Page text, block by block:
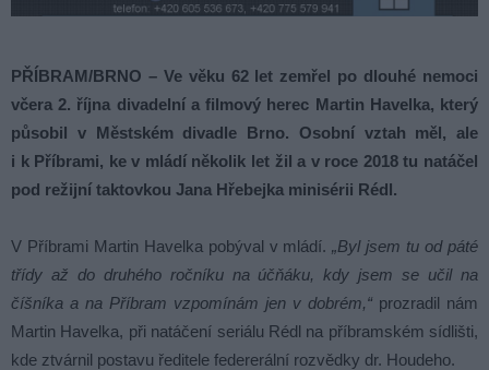
PŘÍBRAM/BRNO – Ve věku 62 let zemřel po dlouhé nemoci
včera 2. října divadelní a filmový herec Martin Havelka, který
působil v Městském divadle Brno. Osobní vztah měl, ale
i k Příbrami, ke v mládí několik let žil a v roce 2018 tu natáčel
pod režijní taktovkou Jana Hřebejka minisérii Rédl.
V Příbrami Martin Havelka pobýval v mládí.„Byl jsem tu od páté
třídy až do druhého ročníku na účňáku, kdy jsem se učil na
číšníka a na Příbram vzpomínám jen v dobrém,“ prozradil nám
Martin Havelka, při natáčení seriálu Rédl na příbramském sídlišti,
kde ztvárnil postavu ředitele federerální rozvědky dr. Houdeho.